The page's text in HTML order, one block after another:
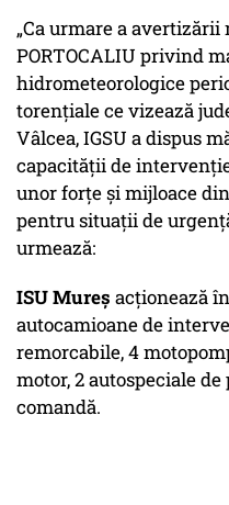
„Ca urmare a avertizării
PORTOCALIU privind
hidrometeorologice
torențiale ce vizează
Vâlcea, IGSU a dispus
capacității de
unor forțe și mijloace
pentru situații de
urmează:
ISU Mureș acționează
autocamioane de
remorcabile, 4
motor, 2 autospeciale
comandă.